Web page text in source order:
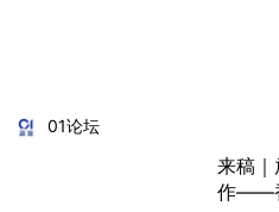
01论坛
来稿｜
作——